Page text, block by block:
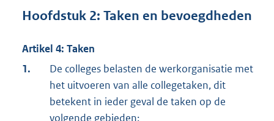
Hoofdstuk 2: Taken en bevoegdheden
Artikel 4: Taken
1.
De colleges belasten de werkorganisatie met
het uitvoeren van alle collegetaken, dit
betekent in ieder geval de taken op de
volgende gebieden: